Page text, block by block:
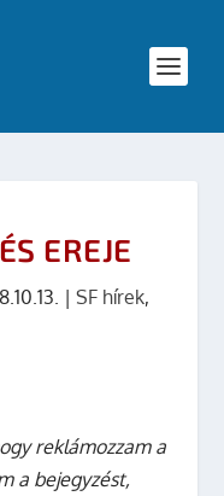
EREJE
| SF hírek,
reklámozzam a
a bejegyzést,